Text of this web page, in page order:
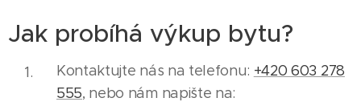
Jak probíhá výkup bytu?
Kontaktujte nás na telefonu: +420 603 278
555, nebo nám napište na: